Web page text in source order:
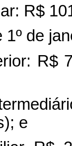
R$
1º de
R$
e